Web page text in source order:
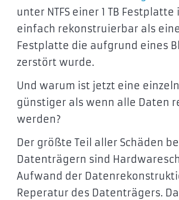
unter NTFS einer 1 TB
einfach rekonstruierbar als
Festplatte die aufgrund eines
zerstört wurde.
Und warum ist jetzt eine
günstiger als wenn alle Daten
werden?
Der größte Teil aller Schäden
Datenträgern sind
Aufwand der
Reperatur des Datenträgers.